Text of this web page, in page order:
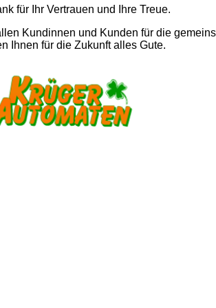
für Ihr Vertrauen und Ihre Treue.
Kundinnen und Kunden für die
Ihnen für die Zukunft alles Gute.